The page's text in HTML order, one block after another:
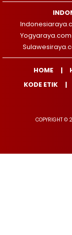
Yogyaraya.com
HOME
KODE ETIK
COPYRIGHT ©